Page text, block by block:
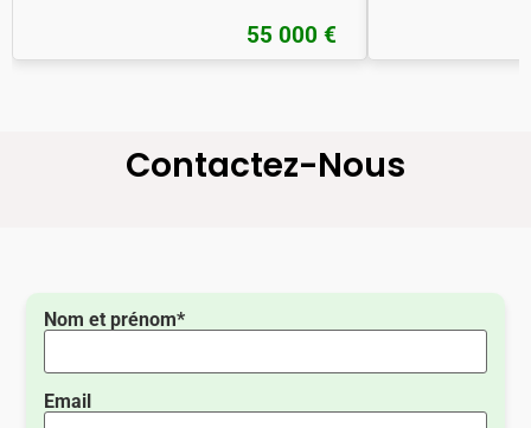
55 000 €
Contactez-Nous
Nom et prénom*
Email